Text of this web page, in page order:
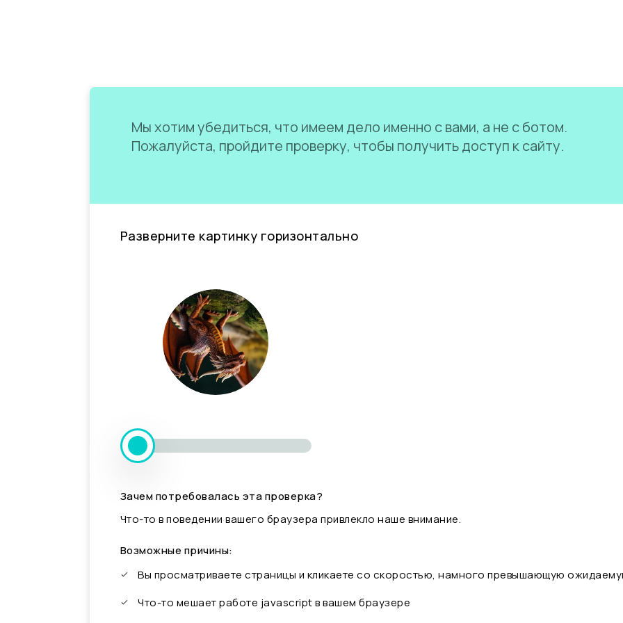
Мы хотим убедиться, что имеем дело именно с вами, а не с ботом.
Пожалуйста, пройдите проверку, чтобы получить доступ к сайту.
Разверните картинку горизонтально
Зачем потребовалась эта проверка?
Что-то в поведении вашего браузера привлекло наше внимание.
Возможные причины:
Вы просматриваете страницы и кликаете со скоростью, намного превышающую
Что-то мешает работе javascript в вашем браузере